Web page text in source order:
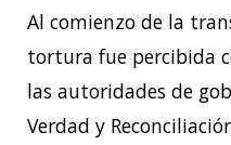
Al comienzo de la
tortura fue percibida
las autoridades de
Verdad y